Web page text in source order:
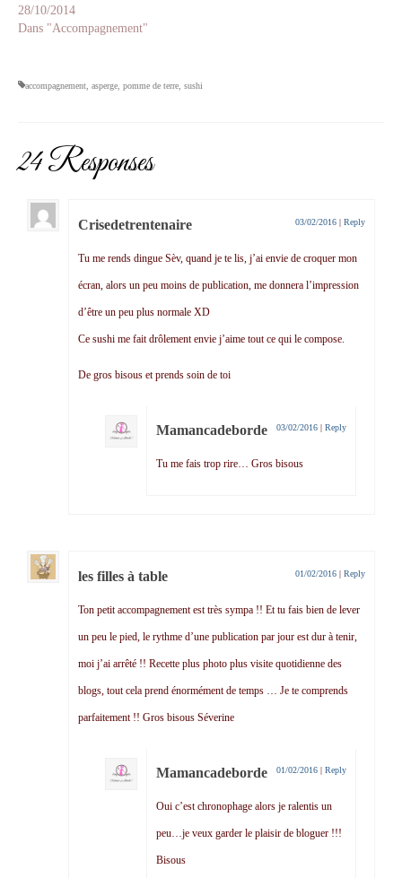
28/10/2014
Dans "Accompagnement"
accompagnement asperge pomme de terre sushi
24 Responses
Crisedetrentenaire 03/02/2016 | Reply
Tu me rends dingue Sèv, quand je te lis, j’ai envie de croquer mon
écran, alors un peu moins de publication, me donnera l’impression
d’être un peu plus normale XD
Ce sushi me fait drôlement envie j’aime tout ce qui le compose.
De gros bisous et prends soin de toi
Mamancadeborde 03/02/2016 | Reply
Tu me fais trop rire… Gros bisous
les filles à table 01/02/2016 | Reply
Ton petit accompagnement est très sympa !! Et tu fais bien de lever
un peu le pied, le rythme d’une publication par jour est dur à tenir,
moi j’ai arrêté !! Recette plus photo plus visite quotidienne des
blogs, tout cela prend énormément de temps … Je te comprends
parfaitement !! Gros bisous Séverine
Mamancadeborde 01/02/2016 | Reply
Oui c’est chronophage alors je ralentis un
peu…je veux garder le plaisir de bloguer !!!
Bisous